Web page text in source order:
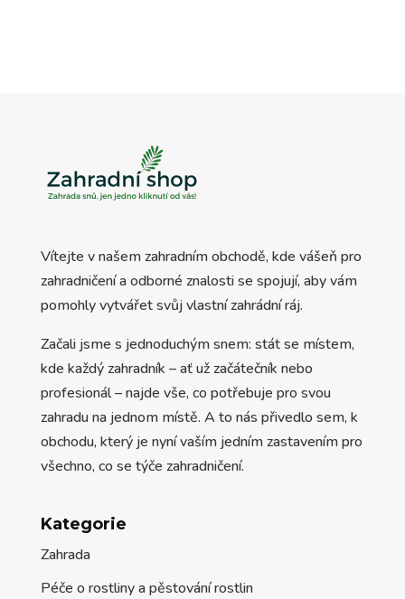
Vítejte v našem zahradním obchodě, kde vášeň pro
zahradničení a odborné znalosti se spojují, aby vám
pomohly vytvářet svůj vlastní zahrádní ráj.
Začali jsme s jednoduchým snem: stát se místem,
kde každý zahradník – ať už začátečník nebo
profesionál – najde vše, co potřebuje pro svou
zahradu na jednom místě. A to nás přivedlo sem, k
obchodu, který je nyní vaším jedním zastavením pro
všechno, co se týče zahradničení.
Kategorie
Zahrada
Péče o rostliny a pěstování rostlin